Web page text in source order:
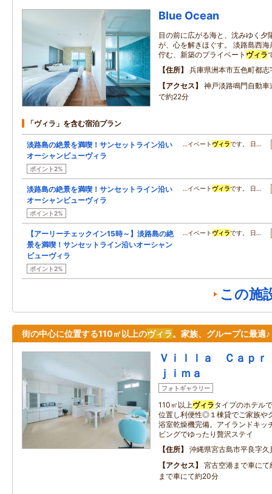
Blue Ocean
目の前に広がる海と、沈みゆく夕
が、心を解きほぐす。 淡路島西
佇む、新築のプライベート ヴィラ
住所
兵庫県洲本市五色町都
アクセス
神戸淡路鳴門自動
で約22分
「ヴィラ」を含む宿泊プラン
淡路島の絶景を満喫！サンセットライン沿い
オーシャンビューヴィラ
ポイント2%
…イベート ヴィラです。 日…
淡路島の絶景を満喫！サンセットライン沿い
オーシャンビューヴィラ
ポイント2%
…イベート ヴィラです。 日…
【アーリーチェックイン15時～】淡路島の絶
景を満喫！サンセットライン沿いオーシャン
ビューヴィラ
ポイント2%
…イベート ヴィラです。 日…
この施
街の中心に位置する110㎡以上のヴィラ。家族、グループに最適♪
Ｖｉｌｌａ Ｃａｐ
ｊｉｍａ
フォトギャラリー
110㎡以上ヴィラタイプのホテル
位置し利便性◎１棟貸でご家族や
浴室乾燥機完備。アイランドキッ
ビングでゆったり贅沢ステイ
住所
沖縄県宮古島市平良字久
アクセス
宮古空港まで車に
まで車にて約20分